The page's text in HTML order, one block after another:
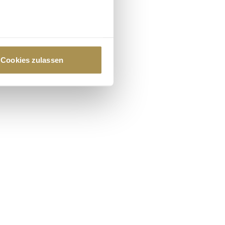
Präferenzen im
Rahmen Ihrer Nutzung
Cookies zulassen